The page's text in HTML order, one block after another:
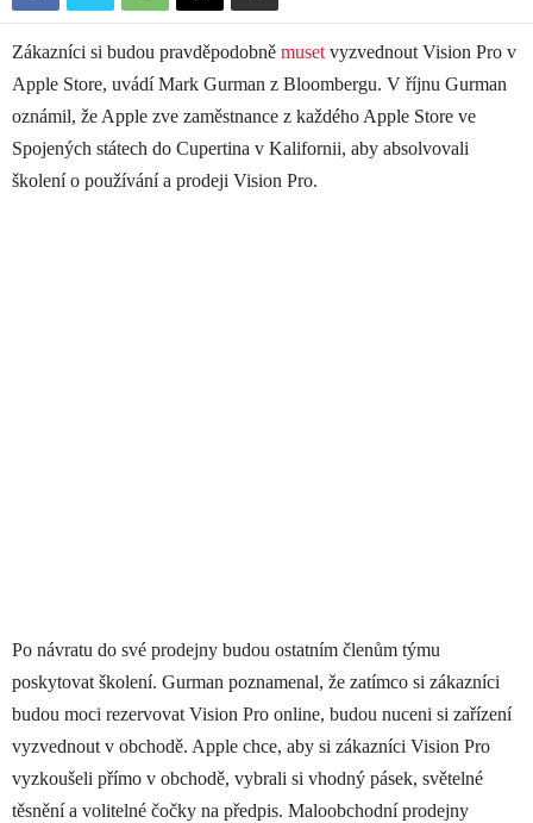
Zákazníci si budou pravděpodobně musetvyzvednout Vision Pro v
Apple Store, uvádí Mark Gurman z Bloombergu. V říjnu Gurman
oznámil, že Apple zve zaměstnance z každého ‌Apple Store‌ ve
Spojených státech do Cupertina v Kalifornii, aby absolvovali
školení o používání a prodeji Vision Pro.
Po návratu do své prodejny budou ostatním členům týmu
poskytovat školení. Gurman poznamenal, že zatímco si zákazníci
budou moci rezervovat Vision Pro online, budou nuceni si zařízení
vyzvednout v obchodě. Apple chce, aby si zákazníci Vision Pro
vyzkoušeli přímo v obchodě, vybrali si vhodný pásek, světelné
těsnění a volitelné čočky na předpis. Maloobchodní prodejny